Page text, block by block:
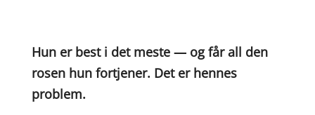
Hun er best i det meste — og får all den
rosen hun fortjener. Det er hennes
problem.